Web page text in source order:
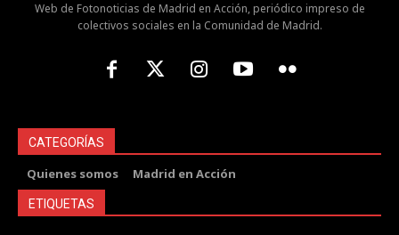
Web de Fotonoticias de Madrid en Acción, periódico impreso de
colectivos sociales en la Comunidad de Madrid.
CATEGORÍAS
Quienes somos Madrid en Acción
ETIQUETAS